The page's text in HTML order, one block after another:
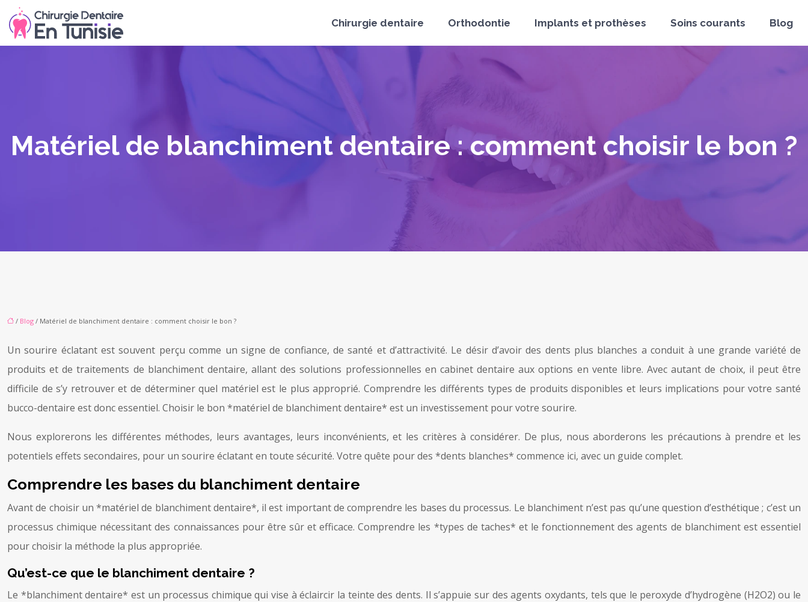
Chirurgie dentaire Orthodontie Implants et prothèses Soins courants Blog
Matériel de blanchiment dentaire : comment choisir le bon ?
/ Blog / Matériel de blanchiment dentaire : comment choisir le bon ?
Un sourire éclatant est souvent perçu comme un signe de confiance, de santé et d’attractivité. Le désir d’avoir des dents plus blanches a conduit à une grande variété de
produits et de traitements de blanchiment dentaire, allant des solutions professionnelles en cabinet dentaire aux options en vente libre. Avec autant de choix, il peut être
difficile de s’y retrouver et de déterminer quel matériel est le plus approprié. Comprendre les différents types de produits disponibles et leurs implications pour votre santé
bucco-dentaire est donc essentiel. Choisir le bon *matériel de blanchiment dentaire* est un investissement pour votre sourire.
Nous explorerons les différentes méthodes, leurs avantages, leurs inconvénients, et les critères à considérer. De plus, nous aborderons les précautions à prendre et les
potentiels effets secondaires, pour un sourire éclatant en toute sécurité. Votre quête pour des *dents blanches* commence ici, avec un guide complet.
Comprendre les bases du blanchiment dentaire
Avant de choisir un *matériel de blanchiment dentaire*, il est important de comprendre les bases du processus. Le blanchiment n’est pas qu’une question d’esthétique ; c’est un
processus chimique nécessitant des connaissances pour être sûr et efficace. Comprendre les *types de taches* et le fonctionnement des agents de blanchiment est essentiel
pour choisir la méthode la plus appropriée.
Qu’est-ce que le blanchiment dentaire ?
Le *blanchiment dentaire* est un processus chimique qui vise à éclaircir la teinte des dents. Il s’appuie sur des agents oxydants, tels que le peroxyde d’hydrogène (H2O2) ou le